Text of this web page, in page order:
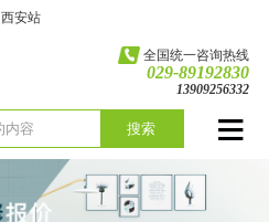
西安站
全国统一咨询热线
029-89192830
13909256332
搜索